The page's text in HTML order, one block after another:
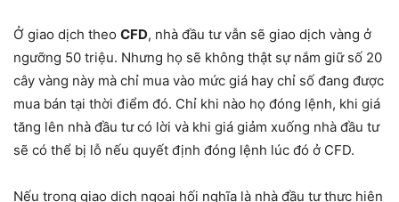
Ở giao dịch theo CFD, nhà đầu tư vẫn sẽ giao dịch vàng ở
ngưỡng 50 triệu. Nhưng họ sẽ không thật sự nắm giữ số 20
cây vàng này mà chỉ mua vào mức giá hay chỉ số đang được
mua bán tại thời điểm đó. Chỉ khi nào họ đóng lệnh, khi giá
tăng lên nhà đầu tư có lời và khi giá giảm xuống nhà đầu tư
sẽ có thể bị lỗ nếu quyết định đóng lệnh lúc đó ở CFD.
Nếu trong giao dịch ngoại hối nghĩa là nhà đầu tư thực hiện